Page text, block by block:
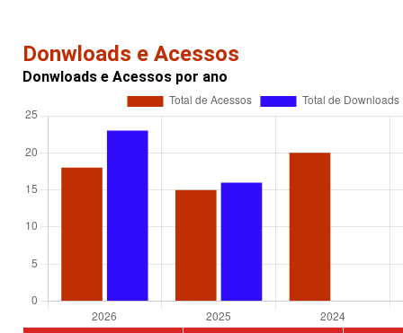
Donwloads e Acessos
Donwloads e Acessos por ano